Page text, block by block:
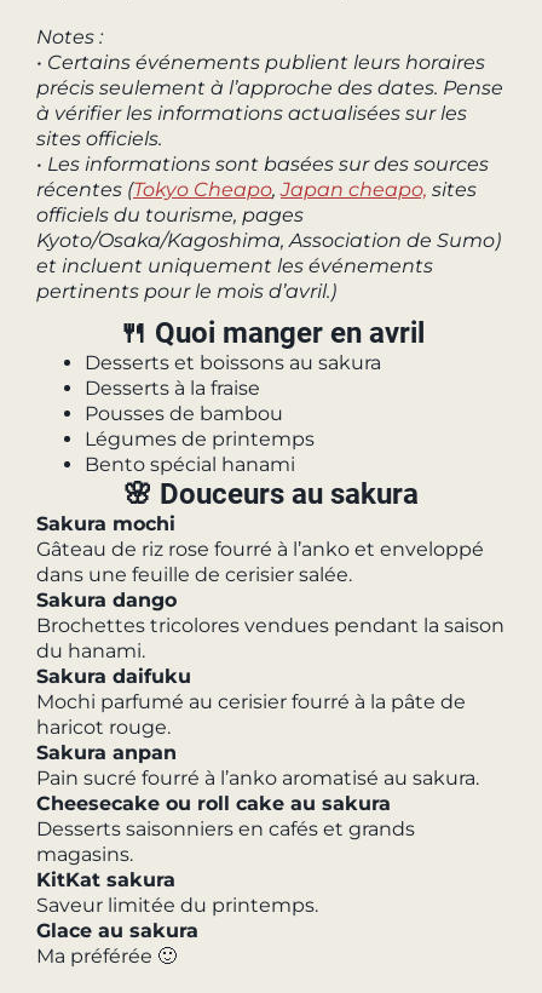
Notes :
• Certains événements publient leurs horaires
précis seulement à l’approche des dates. Pense
à vérifier les informations actualisées sur les
sites officiels.
• Les informations sont basées sur des sources
récentes (Tokyo Cheapo,Japan cheapo, sites
officiels du tourisme, pages
Kyoto/Osaka/Kagoshima, Association de Sumo)
et incluent uniquement les événements
pertinents pour le mois d’avril.)
🍴 Quoi manger en avril
Desserts et boissons au sakura
Desserts à la fraise
Pousses de bambou
Légumes de printemps
Bento spécial hanami
🌸 Douceurs au sakura
Sakura mochi
Gâteau de riz rose fourré à l’anko et enveloppé
dans une feuille de cerisier salée.
Sakura dango
Brochettes tricolores vendues pendant la saison
du hanami.
Sakura daifuku
Mochi parfumé au cerisier fourré à la pâte de
haricot rouge.
Sakura anpan
Pain sucré fourré à l’anko aromatisé au sakura.
Cheesecake ou roll cake au sakura
Desserts saisonniers en cafés et grands
magasins.
KitKat sakura
Saveur limitée du printemps.
Glace au sakura
Ma préférée 🙂